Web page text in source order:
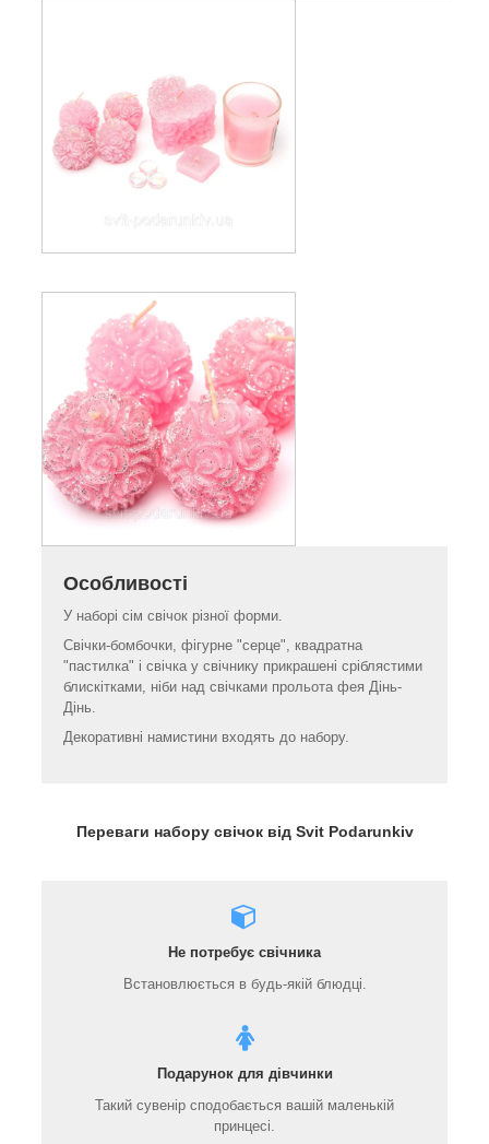
Особливості
У наборі сім свічок різної форми.
Свічки-бомбочки, фігурне "серце", квадратна
"пастилка" і свічка у свічнику прикрашені сріблястими
блискітками, ніби над свічками прольота фея Дінь-
Дінь.
Декоративні намистини входять до набору.
Переваги набору свічок від Svit Podarunkiv
Не потребує свічника
Встановлюється в будь-якій блюдці.
Подарунок для дівчинки
Такий сувенір сподобається вашій маленькій
принцесі.